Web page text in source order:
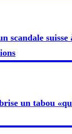
scandale suisse
un tabou